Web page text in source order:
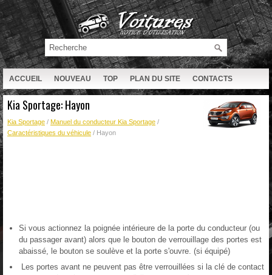
ACCUEIL NOUVEAU TOP PLAN DU SITE CONTACTS
RECHERCHE
Kia Sportage: Hayon
Kia Sportage / Manuel du conducteur Kia Sportage /
Caractéristiques du véhicule / Hayon
Si vous actionnez la poignée intérieure de la porte du conducteur (ou
du passager avant) alors que le bouton de verrouillage des portes est
abaissé, le bouton se soulève et la porte s'ouvre. (si équipé)
Les portes avant ne peuvent pas être verrouillées si la clé de contact